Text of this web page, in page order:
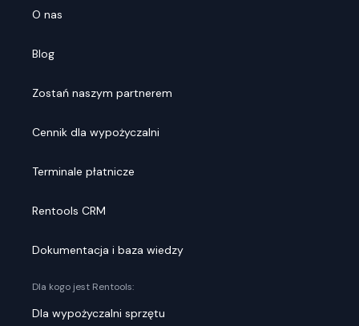
O nas
Blog
Zostań naszym partnerem
Cennik dla wypożyczalni
Terminale płatnicze
Rentools CRM
Dokumentacja i baza wiedzy
Dla kogo jest Rentools:
Dla wypożyczalni sprzętu